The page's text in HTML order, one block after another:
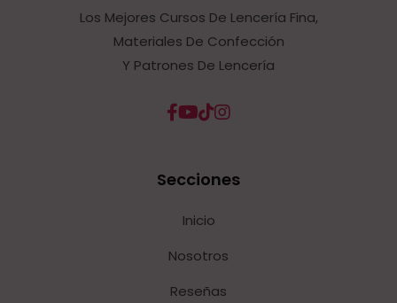
Los Mejores Cursos De Lencería Fina,
Materiales De Confección
Y Patrones De Lencería
Secciones
Inicio
Nosotros
Reseñas